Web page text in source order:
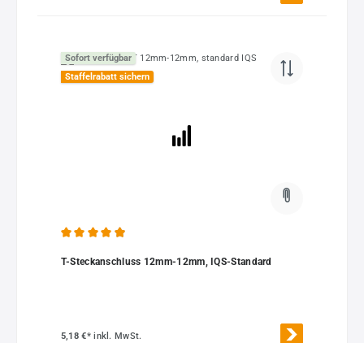
Sofort verfügbar
Staffelrabatt sichern
T-Steckanschluss 12mm-12mm, IQS-Standard
5,18 €*inkl. MwSt.